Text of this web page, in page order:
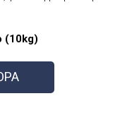
(10kg)